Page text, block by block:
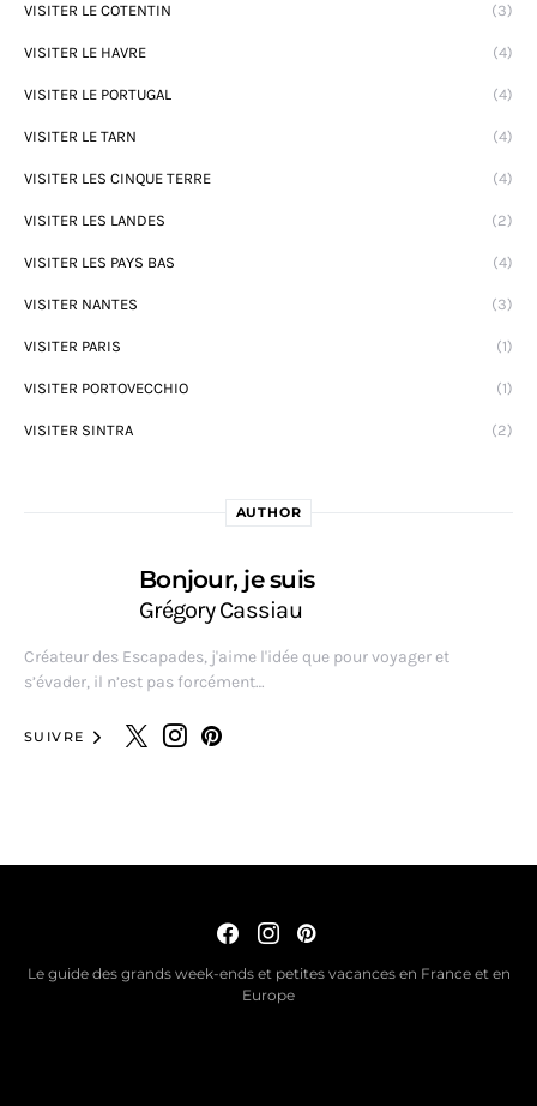
VISITER LE COTENTIN (3)
VISITER LE HAVRE (4)
VISITER LE PORTUGAL (4)
VISITER LE TARN (4)
VISITER LES CINQUE TERRE (4)
VISITER LES LANDES (2)
VISITER LES PAYS BAS (4)
VISITER NANTES (3)
VISITER PARIS (1)
VISITER PORTOVECCHIO (1)
VISITER SINTRA (2)
AUTHOR
Bonjour, je suis
Grégory Cassiau
Créateur des Escapades, j'aime l'idée que pour voyager et
s’évader, il n’est pas forcément…
SUIVRE
Le guide des grands week-ends et petites vacances en France et en
Europe